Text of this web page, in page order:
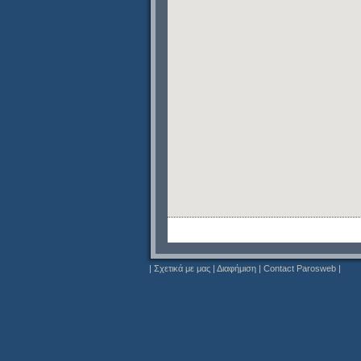
| Σχετικά με μας | Διαφήμιση | Contact Parosweb |